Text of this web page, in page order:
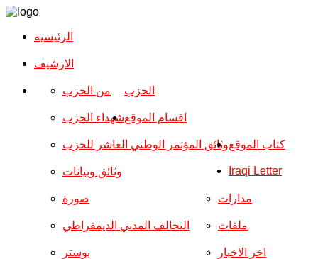
الرئيسية
الارشیف
الحزب من الحزب
شهداء الحزب
وثائق المؤتمر الوطني العاشر للحزب
وثائق وبيانات
اقسام الموقع
صورة
التحالف المدني الديمقراطي
بوستر
مدارات
ملفات
اخر الاخبار
كتاب الموقع
Iraqi Letter